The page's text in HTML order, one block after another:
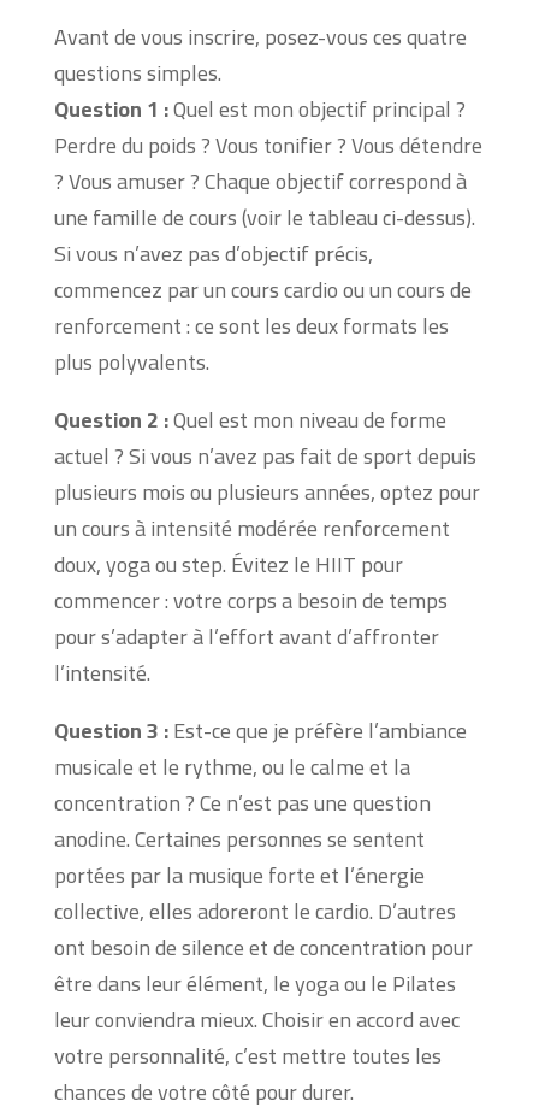
Avant de vous inscrire, posez-vous ces quatre
questions simples.
Question 1 :Quel est mon objectif principal ?
Perdre du poids ? Vous tonifier ? Vous détendre
? Vous amuser ? Chaque objectif correspond à
une famille de cours (voir le tableau ci-dessus).
Si vous n’avez pas d’objectif précis,
commencez par un cours cardio ou un cours de
renforcement : ce sont les deux formats les
plus polyvalents.
Question 2 :Quel est mon niveau de forme
actuel ? Si vous n’avez pas fait de sport depuis
plusieurs mois ou plusieurs années, optez pour
un cours à intensité modérée renforcement
doux, yoga ou step. Évitez le HIIT pour
commencer : votre corps a besoin de temps
pour s’adapter à l’effort avant d’affronter
l’intensité.
Question 3 :Est-ce que je préfère l’ambiance
musicale et le rythme, ou le calme et la
concentration ? Ce n’est pas une question
anodine. Certaines personnes se sentent
portées par la musique forte et l’énergie
collective, elles adoreront le cardio. D’autres
ont besoin de silence et de concentration pour
être dans leur élément, le yoga ou le Pilates
leur conviendra mieux. Choisir en accord avec
votre personnalité, c’est mettre toutes les
chances de votre côté pour durer.